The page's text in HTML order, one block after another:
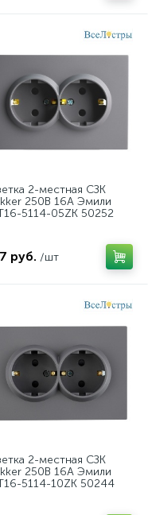
2-местная СЗК
250В 16А Эмили
5114-05ZK 50252
руб. /шт
2-местная СЗК
250В 16А Эмили
5114-10ZK 50244